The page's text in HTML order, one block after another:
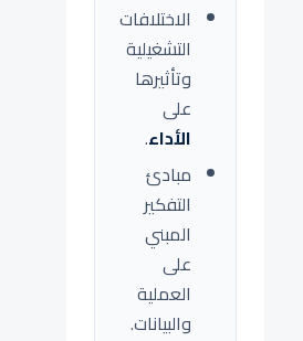
الاختلافات
التشغيلية
وتأثيرها
على
الأداء.
مبادئ
التفكير
المبني
على
العملية
والبيانات.